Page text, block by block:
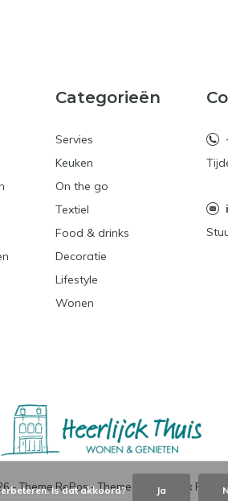
Categorieën
Servies
Keuken
On the go
Textiel
Food & drinks
Decoratie
Lifestyle
Wonen
- Theme RePos - Theme By DMWS x Plus+
Is dat akkoord? Ja